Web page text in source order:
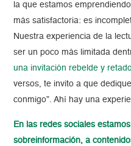
la que estamos
más satisfactoria: es
Nuestra experiencia de la
ser un poco más limitada
una invitación rebelde y
versos, te invito a que
conmigo”. Ahí hay una
En las redes sociales
sobreinformación, a